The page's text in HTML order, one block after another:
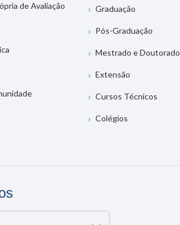
de Avaliação
Graduação
Pós-Graduação
Mestrado e Doutorado
Extensão
Cursos Técnicos
Colégios